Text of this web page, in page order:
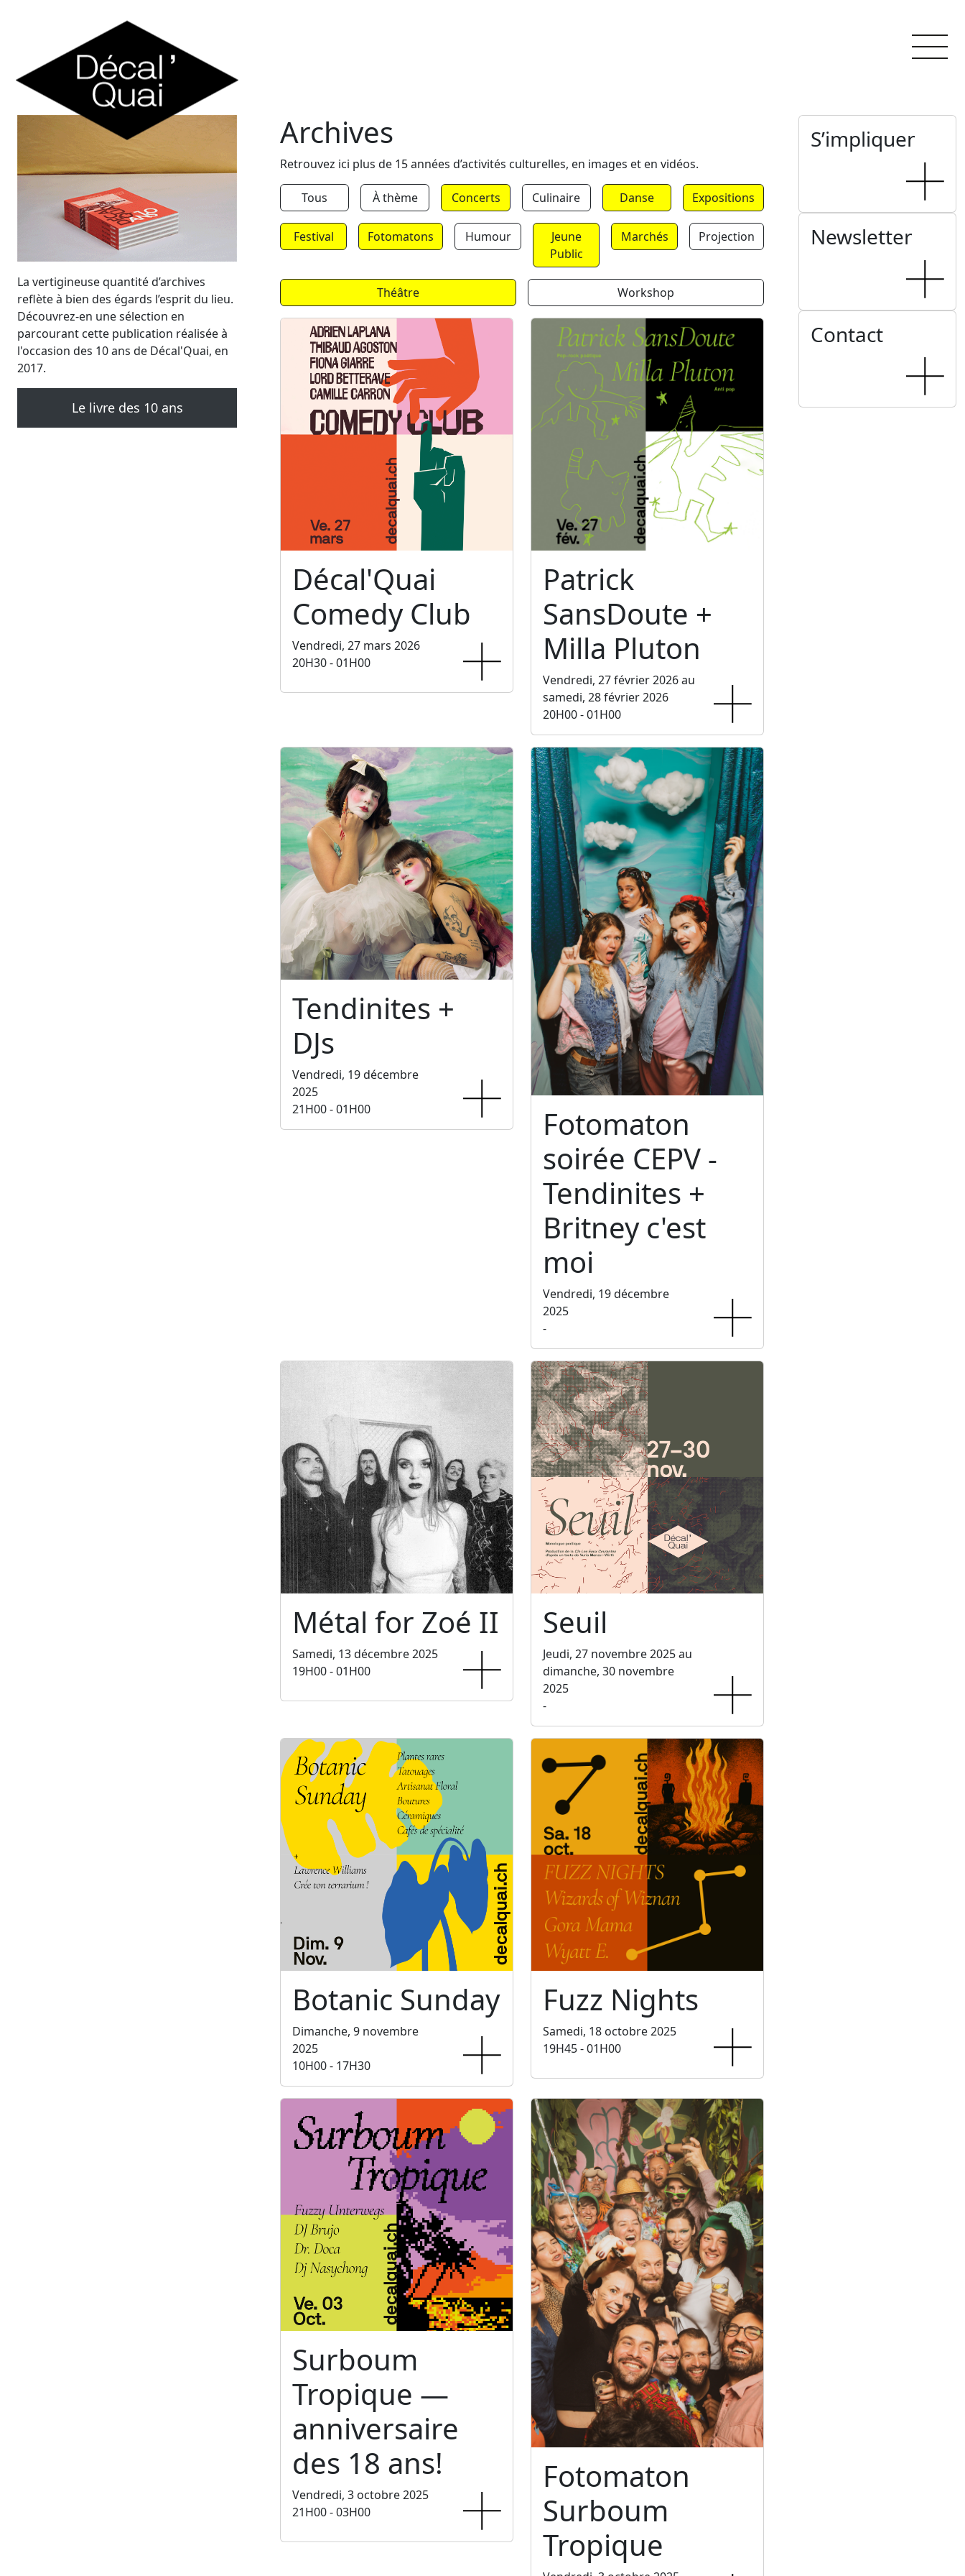
La vertigineuse quantité d’archives
reflète à bien des égards l’esprit du lieu.
Découvrez-en une sélection en
parcourant cette publication réalisée à
l'occasion des 10 ans de Décal'Quai, en
2017.
Le livre des 10 ans
Archives
Retrouvez ici plus de 15 années d’activités culturelles, en images et en vidéos.
Tous À thème Concerts Culinaire Danse Expositions
Festival Fotomatons Humour
Jeune
Public
Marchés Projection
Théâtre Workshop
Décal'Quai
Comedy Club
Vendredi, 27 mars 2026
20H30 - 01H00
Patrick
SansDoute +
Milla Pluton
Vendredi, 27 février 2026 au
samedi, 28 février 2026
20H00 - 01H00
Tendinites +
DJs
Vendredi, 19 décembre
2025
21H00 - 01H00
Fotomaton
soirée CEPV -
Tendinites +
Britney c'est
moi
Vendredi, 19 décembre
2025
-
Métal for Zoé II
Samedi, 13 décembre 2025
19H00 - 01H00
Seuil
Jeudi, 27 novembre 2025 au
dimanche, 30 novembre
2025
-
Botanic Sunday
Dimanche, 9 novembre
2025
10H00 - 17H30
Fuzz Nights
Samedi, 18 octobre 2025
19H45 - 01H00
Surboum
Tropique —
anniversaire
des 18 ans!
Vendredi, 3 octobre 2025
21H00 - 03H00
Fotomaton
Surboum
Tropique
S’impliquer
Newsletter
Contact